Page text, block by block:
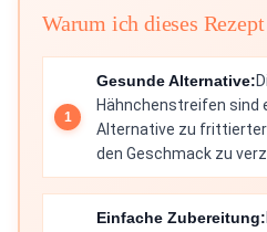
Warum ich dieses
Gesunde Alternative:
Hähnchenstreifen sind
Alternative zu frittierter
den Geschmack zu
Einfache Zubereitung: